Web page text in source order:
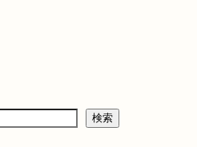
価格 :
検索